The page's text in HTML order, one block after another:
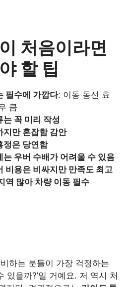
처음이라면
할 팁
필수에 가깝다: 이동 동선 효
큼
는 꼭 미리 작성
지만 혼잡함 감안
정은 당연함
는 우버 수배가 어려울 수 있음
비용은 비싸지만 만족도 최고
역 많아 차량 이동 필수
하는 분들이 가장 걱정하는
있을까?’일 거예요. 저 역시 처